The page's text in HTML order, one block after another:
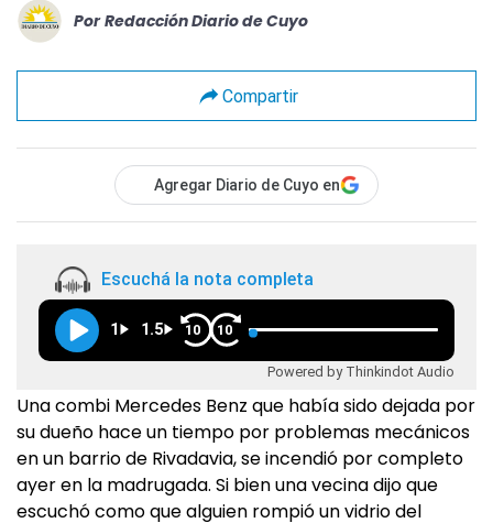
Por Redacción Diario de Cuyo
Compartir
Agregar Diario de Cuyo en
Escuchá la nota completa
1 1.5 10 10
Powered by Thinkindot Audio
Una combi Mercedes Benz que había sido dejada por
su dueño hace un tiempo por problemas mecánicos
en un barrio de Rivadavia, se incendió por completo
ayer en la madrugada. Si bien una vecina dijo que
escuchó como que alguien rompió un vidrio del